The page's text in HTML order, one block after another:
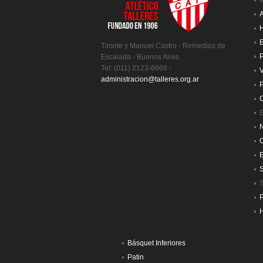
Timote y Manuel Castro - Remedios de
Escalada - Buenos Aires
Tel: (011) 2123-6668 -
administracion@talleres.org.ar
Básquet Inferiores
Patin